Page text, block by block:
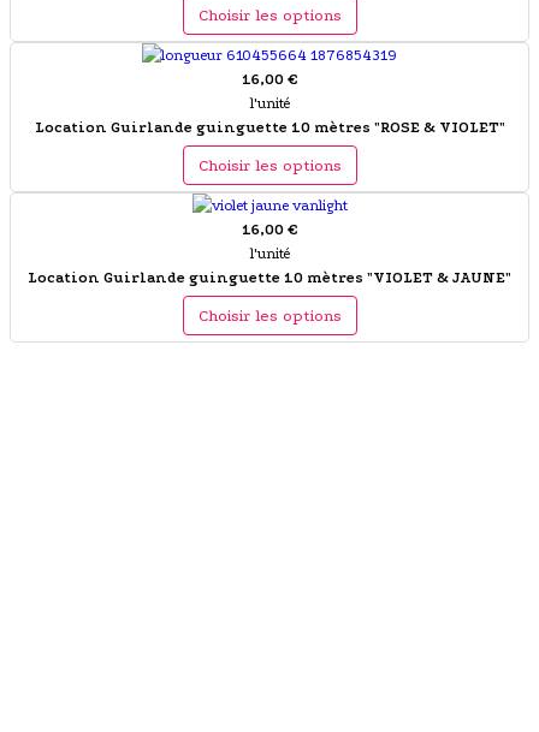
Choisir les options
16,00 €
l'unité
Location Guirlande guinguette 10 mètres "ROSE & VIOLET"
Choisir les options
16,00 €
l'unité
Location Guirlande guinguette 10 mètres "VIOLET & JAUNE"
Choisir les options